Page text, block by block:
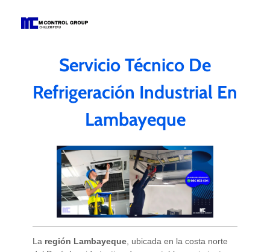
Servicio Técnico De
Refrigeración Industrial En
Lambayeque
La región Lambayeque, ubicada en la costa norte